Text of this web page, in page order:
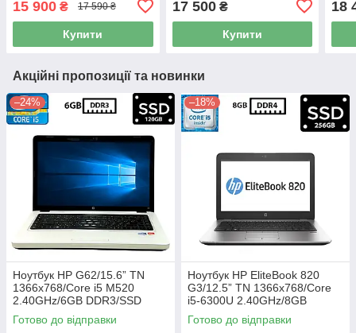
256GB/Intel Iris Xe
Graphics/Камера Б/В
15 900 ₴ 17 590 ₴
Купити
512GB/UHD Graphics/
Камера Б/В
17 500₴
Купити
18
Акційні пропозиції та новинки
–24%
Ноутбук HP G62/15.6” TN
1366x768/Core i5 M520
2.40GHz/6GB DDR3/SSD
120GB/Intel HD Graphics/
Камера Б/В
Готово до відправки
–18%
Ноутбук HP EliteBook 820
G3/12.5” TN 1366x768/Core
i5-6300U 2.40GHz/8GB
DDR4/SSD 256GB/HD
Graphics 520/Камера Б/В
Готово до відправки